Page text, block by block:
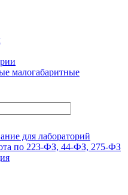
малогабаритные
для лабораторий
по 223-ФЗ, 44-ФЗ, 275-ФЗ